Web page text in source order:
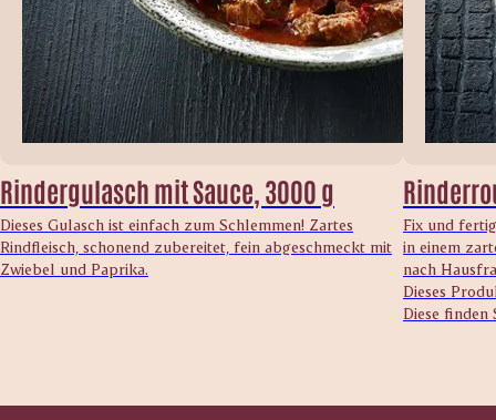
Rindergulasch mit Sauce, 3000 g
Dieses Gulasch ist einfach zum Schlemmen! Zartes
Rindfleisch, schonend zubereitet, fein abgeschmeckt mit
Zwiebel und Paprika.
Fix und
in einem
nach
Dieses
Diese finden